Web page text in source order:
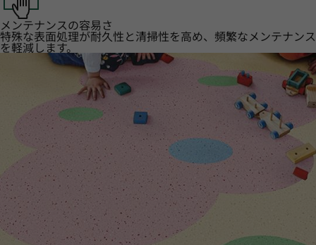
メンテナンスの容易さ
特殊な表面処理が耐久性と清掃性を高め、頻繁なメンテナンス
を軽減します。